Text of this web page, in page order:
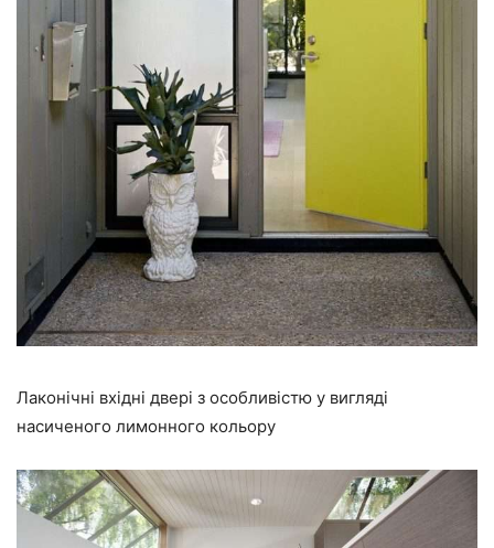
Лаконічні вхідні двері з особливістю у вигляді
насиченого лимонного кольору